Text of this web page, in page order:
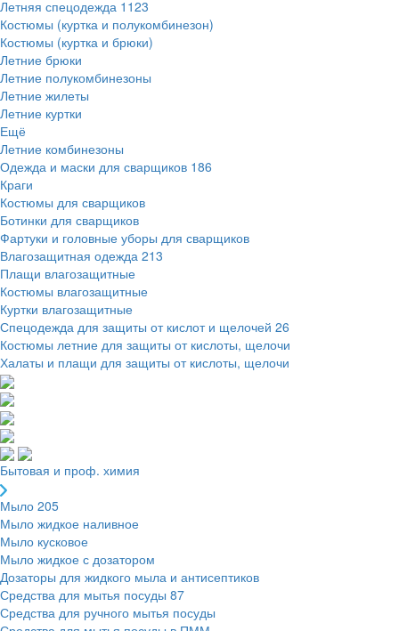
Летняя спецодежда 1123
Костюмы (куртка и полукомбинезон)
Костюмы (куртка и брюки)
Летние брюки
Летние полукомбинезоны
Летние жилеты
Летние куртки
Ещё
Летние комбинезоны
Одежда и маски для сварщиков 186
Краги
Костюмы для сварщиков
Ботинки для сварщиков
Фартуки и головные уборы для сварщиков
Влагозащитная одежда 213
Плащи влагозащитные
Костюмы влагозащитные
Куртки влагозащитные
Спецодежда для защиты от кислот и щелочей 26
Костюмы летние для защиты от кислоты, щелочи
Халаты и плащи для защиты от кислоты, щелочи
Бытовая и проф. химия
Мыло 205
Мыло жидкое наливное
Мыло кусковое
Мыло жидкое с дозатором
Дозаторы для жидкого мыла и антисептиков
Средства для мытья посуды 87
Средства для ручного мытья посуды